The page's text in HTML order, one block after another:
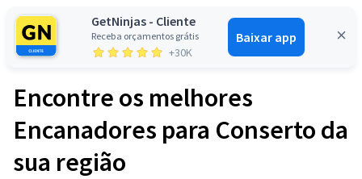
GetNinjas - Cliente
Receba orçamentos grátis
+30K
Baixar app
Entrar
Encontre os melhores
Encanadores para Conserto da
sua região